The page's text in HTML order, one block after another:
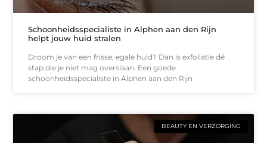
Schoonheidsspecialiste in Alphen aan den Rijn
helpt jouw huid stralen
Droom je van een frisse, egale huid? Dan is exfoliatie dé
stap die je niet mag overslaan. Een goede
schoonheidsspecialiste in Alphen aan den Rijn
BEAUTY EN VERZORGING